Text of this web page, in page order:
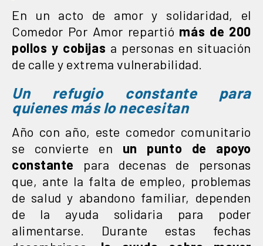
En un acto de amor y solidaridad, el
Comedor Por Amor repartió más de 200
pollos y cobijas a personas en situación
de calle y extrema vulnerabilidad.
Un refugio constante para
quienes más lo necesitan
Año con año, este comedor comunitario
se convierte en un punto de apoyo
constante para decenas de personas
que, ante la falta de empleo, problemas
de salud y abandono familiar, dependen
de la ayuda solidaria para poder
alimentarse. Durante estas fechas